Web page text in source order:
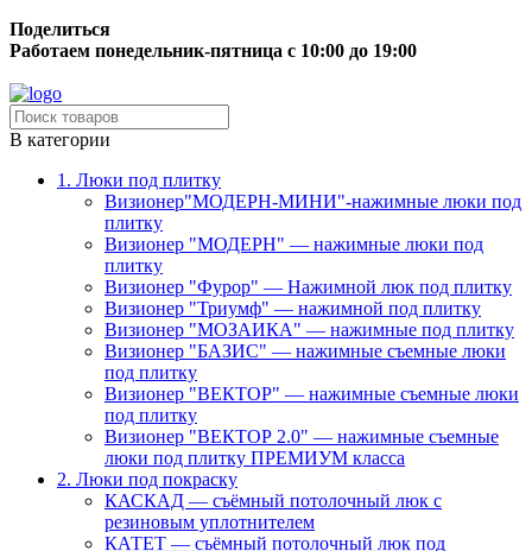
Поделиться
Работаем понедельник-пятница с 10:00 до 19:00
В категории
1. Люки под плитку
Визионер"МОДЕРН-МИНИ"-нажимные люки под
плитку
Визионер "МОДЕРН" — нажимные люки под
плитку
Визионер "Фурор" — Нажимной люк под плитку
Визионер "Триумф" — нажимной под плитку
Визионер "МОЗАИКА" — нажимные под плитку
Визионер "БАЗИС" — нажимные съемные люки
под плитку
Визионер "ВЕКТОР" — нажимные съемные люки
под плитку
Визионер "ВЕКТОР 2.0" — нажимные съемные
люки под плитку ПРЕМИУМ класса
2. Люки под покраску
КАСКАД — съёмный потолочный люк с
резиновым уплотнителем
КАТЕТ — съёмный потолочный люк под